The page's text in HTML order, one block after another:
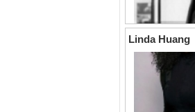
Linda Huang